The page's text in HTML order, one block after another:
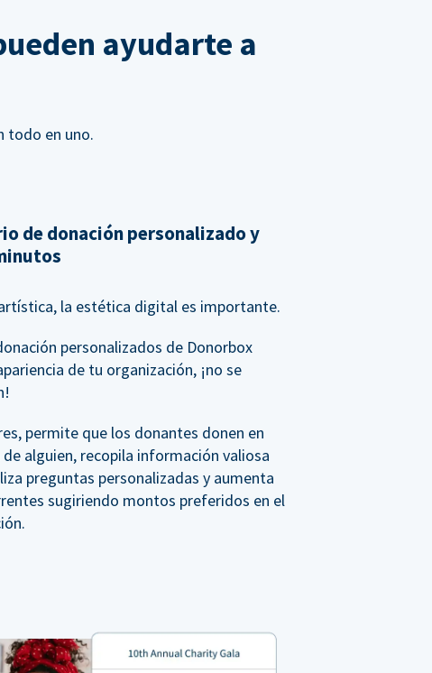
ayudarte a
todo en uno.
de donación personalizado y
la estética digital es importante.
personalizados de Donorbox
de tu organización, ¡no se
permite que los donantes donen en
alguien, recopila información valiosa
preguntas personalizadas y aumenta
sugiriendo montos preferidos en el